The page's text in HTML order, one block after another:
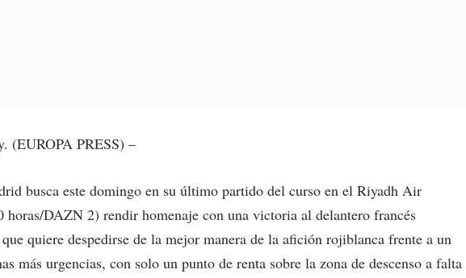
PRESS) –
busca este domingo en su último partido del curso en el Riyadh Air
DAZN 2) rendir homenaje con una victoria al delantero francés
quiere despedirse de la mejor manera de la afición rojiblanca frente a un
más urgencias, con solo un punto de renta sobre la zona de descenso a falta